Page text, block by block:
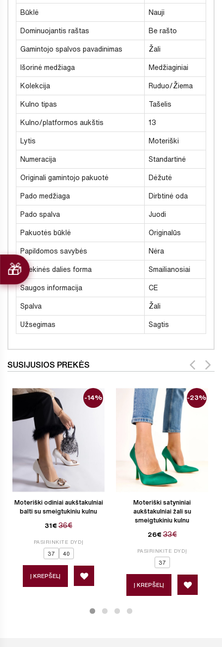
Būklė Nauji
Dominuojantis raštas Be rašto
Gamintojo spalvos pavadinimas Žali
Išorinė medžiaga Medžiaginiai
Kolekcija Ruduo/Žiema
Kulno tipas Tašelis
Kulno/platformos aukštis 13
Lytis Moteriški
Numeracija Standartinė
Originali gamintojo pakuotė Dėžutė
Pado medžiaga Dirbtinė oda
Pado spalva Juodi
Pakuotės būklė Originalūs
Papildomos savybės Nėra
Priekinės dalies forma Smailianosiai
Saugos informacija CE
Spalva Žali
Užsegimas Sagtis
SUSIJUSIOS PREKĖS
Moteriški odiniai aukštakulniai
balti su smeigtukiniu kulnu
31€ 36€
-14%
PASIRINKITE DYDĮ
37 40
Į KREPŠELĮ
Moteriški satyniniai
aukštakulniai žali su
smeigtukiniu kulnu
26€ 33€
-23%
PASIRINKITE DYDĮ
37
Į KREPŠELĮ